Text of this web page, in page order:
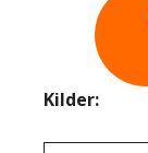
Kilder: